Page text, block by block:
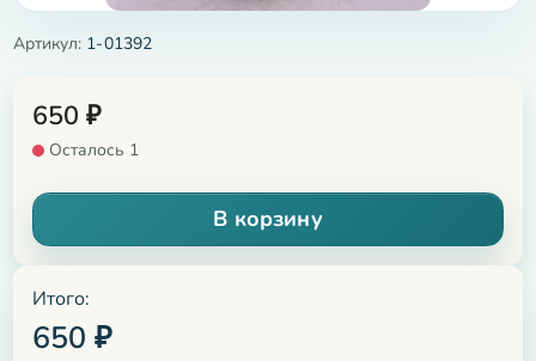
Артикул: 1-01392
650 ₽
Осталось 1
В корзину
Итого:
650 ₽